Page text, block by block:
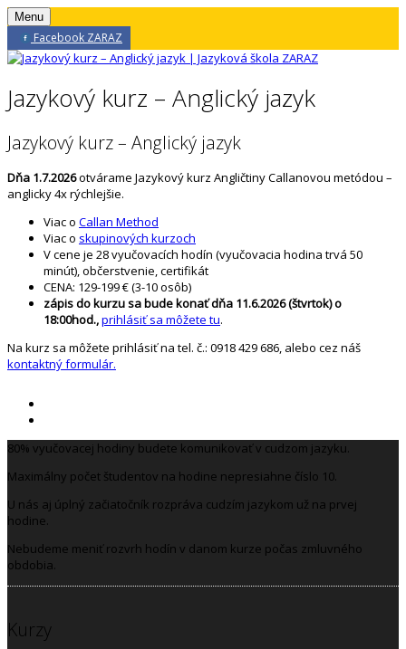
Menu
Facebook ZARAZ
Jazykový kurz – Anglický jazyk
Jazykový kurz – Anglický jazyk
Dňa 1.7.2026otvárame Jazykový kurz Angličtiny Callanovou metódou –
anglicky 4x rýchlejšie.
Viac o Callan Method
Viac o skupinových kurzoch
V cene je 28 vyučovacích hodín (vyučovacia hodina trvá 50
minút), občerstvenie, certifikát
CENA: 129-199 € (3-10 osôb)
zápis do kurzu sa bude konať dňa 11.6.2026 (štvrtok) o
18:00hod.,prihlásiť sa môžete tu.
Na kurz sa môžete prihlásiť na tel. č.: 0918 429 686, alebo cez náš
kontaktný formulár.
80% vyučovacej hodiny budete komunikovať v cudzom jazyku.
Maximálny počet študentov na hodine nepresiahne číslo 10.
U nás aj úplný začiatočník rozpráva cudzím jazykom už na prvej
hodine.
Nebudeme meniť rozvrh hodín v danom kurze počas zmluvného
obdobia.
Kurzy